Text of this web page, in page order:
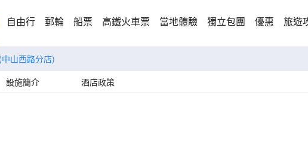
自由行 郵輪 船票 高鐵火車票 當地體驗 獨立包團 優惠 旅遊
山西路分店)
設施簡介 酒店政策